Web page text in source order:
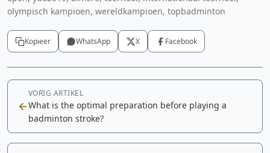
olympisch kampioen, wereldkampioen, topbadminton
Kopieer WhatsApp X Facebook
VORIG ARTIKEL
What is the optimal preparation before playing a
badminton stroke?